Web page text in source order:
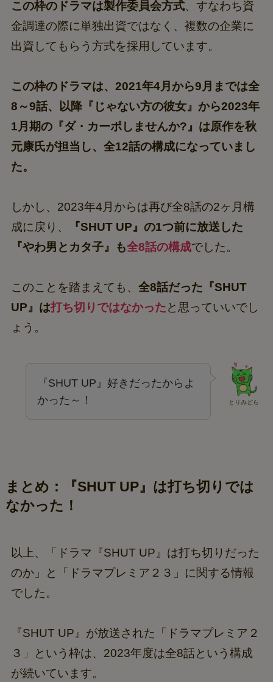
この枠のドラマは製作委員会方式、すなわち資
金調達の際に単独出資ではなく、複数の企業に
出資してもらう方式を採用しています。
この枠のドラマは、2021年4月から9月までは全
8～9話、以降『じゃない方の彼女』から2023年
1月期の『ダ・カーポしませんか?』は原作を秋
元康氏が担当し、全12話の構成になっていまし
た。
しかし、2023年4月からは再び全8話の2ヶ月構
成に戻り、
『SHUT UP』の1つ前に放送した
『やわ男とカタ子』も全8話の構成でした。
このことを踏まえても、 全8話だった『SHUT
UP』は打ち切りではなかったと思っていいでし
ょう。
とりみどら
『SHUT UP』好きだったからよ
かった～！
まとめ：『SHUT UP』は打ち切りでは
なかった！
以上、「ドラマ『SHUT UP』は打ち切りだった
のか」と「ドラマプレミア２３」に関する情報
でした。
『SHUT UP』が放送された「ドラマプレミア２
３」という枠は、2023年度は全8話という構成
が続いています。